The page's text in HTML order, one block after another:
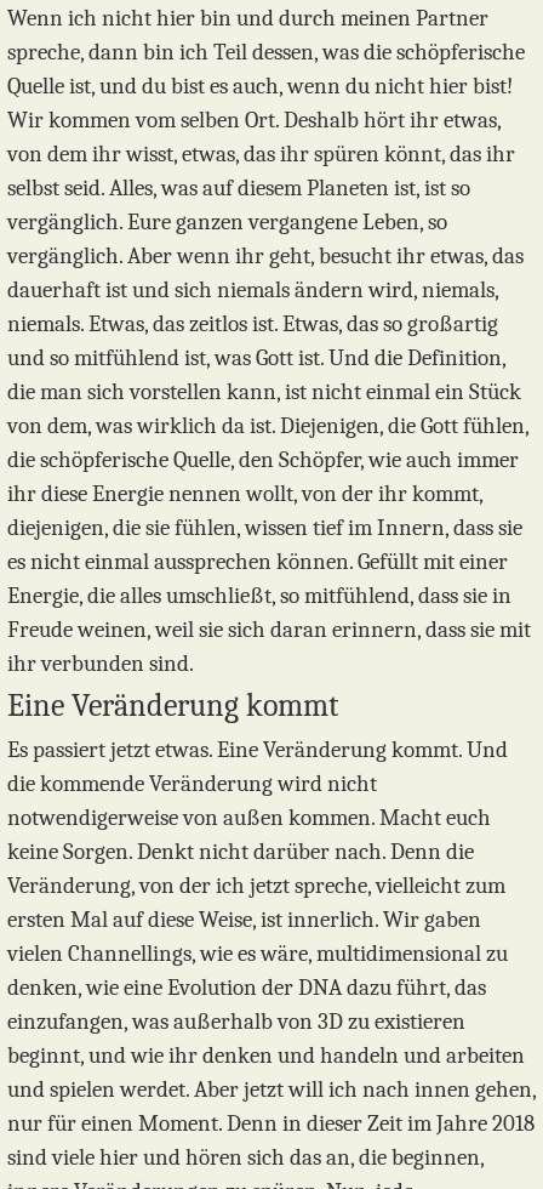
Wenn ich nicht hier bin und durch meinen Partner
spreche, dann bin ich Teil dessen, was die schöpferische
Quelle ist, und du bist es auch, wenn du nicht hier bist!
Wir kommen vom selben Ort. Deshalb hört ihr etwas,
von dem ihr wisst, etwas, das ihr spüren könnt, das ihr
selbst seid. Alles, was auf diesem Planeten ist, ist so
vergänglich. Eure ganzen vergangene Leben, so
vergänglich. Aber wenn ihr geht, besucht ihr etwas, das
dauerhaft ist und sich niemals ändern wird, niemals,
niemals. Etwas, das zeitlos ist. Etwas, das so großartig
und so mitfühlend ist, was Gott ist. Und die Definition,
die man sich vorstellen kann, ist nicht einmal ein Stück
von dem, was wirklich da ist. Diejenigen, die Gott fühlen,
die schöpferische Quelle, den Schöpfer, wie auch immer
ihr diese Energie nennen wollt, von der ihr kommt,
diejenigen, die sie fühlen, wissen tief im Innern, dass sie
es nicht einmal aussprechen können. Gefüllt mit einer
Energie, die alles umschließt, so mitfühlend, dass sie in
Freude weinen, weil sie sich daran erinnern, dass sie mit
ihr verbunden sind.
Eine Veränderung kommt
Es passiert jetzt etwas. Eine Veränderung kommt. Und
die kommende Veränderung wird nicht
notwendigerweise von außen kommen. Macht euch
keine Sorgen. Denkt nicht darüber nach. Denn die
Veränderung, von der ich jetzt spreche, vielleicht zum
ersten Mal auf diese Weise, ist innerlich. Wir gaben
vielen Channellings, wie es wäre, multidimensional zu
denken, wie eine Evolution der DNA dazu führt, das
einzufangen, was außerhalb von 3D zu existieren
beginnt, und wie ihr denken und handeln und arbeiten
und spielen werdet. Aber jetzt will ich nach innen gehen,
nur für einen Moment. Denn in dieser Zeit im Jahre 2018
sind viele hier und hören sich das an, die beginnen,